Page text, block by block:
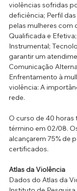
violências sofridas
deficiência; Perfil
pelas mulheres com
Qualificada e
Instrumental;
garantir um
Comunicação
Enfrentamento à
violência: A
rede.
O curso de 40 horas
término em 02/08.
alcançarem 75% de
certificados.
Atlas da Violência
Dados do Atlas da